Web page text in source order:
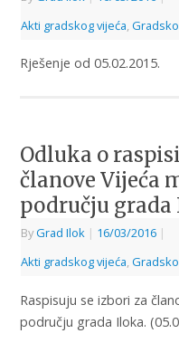
Akti gradskog vijeća,
Rješenje od 05.02.2015.
Odluka o
članove Vijeća
području grada
ByGrad Ilok | 16/03/2016 |
Akti gradskog vijeća,
Raspisuju se izbori za
području grada Iloka.